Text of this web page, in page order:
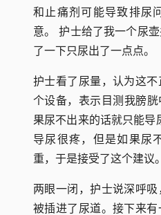
和止痛剂可能导致排尿
意。 护士给了我一个尿
了一下只尿出了一点点。
护士看了尿量，认为这
个设备，表示目测我膀
果尿不出来的话就只能导
导尿很疼，但是如果尿
重，于是接受了这个建议。
两眼一闭，护士说深呼
被插进了尿道。接下来